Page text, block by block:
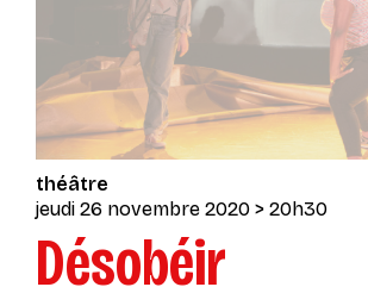
théâtre
jeudi 26 novembre 2020 > 20h30
Désobéir